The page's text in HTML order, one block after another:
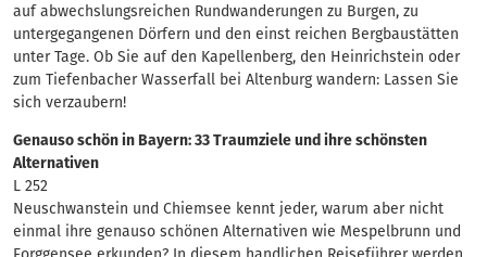
auf abwechslungsreichen Rundwanderungen zu Burgen, zu
untergegangenen Dörfern und den einst reichen Bergbaustätten
unter Tage. Ob Sie auf den Kapellenberg, den Heinrichstein oder
zum Tiefenbacher Wasserfall bei Altenburg wandern: Lassen Sie
sich verzaubern!
Genauso schön in Bayern: 33 Traumziele und ihre schönsten
Alternativen
L 252
Neuschwanstein und Chiemsee kennt jeder, warum aber nicht
einmal ihre genauso schönen Alternativen wie Mespelbrunn und